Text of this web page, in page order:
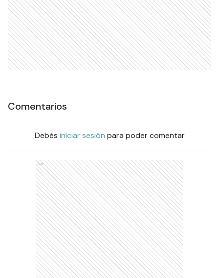
Comentarios
Debés iniciar sesión para poder comentar
Ads